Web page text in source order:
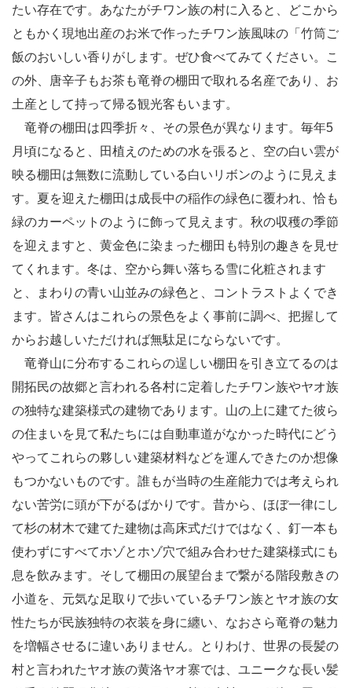
たい存在です。あなたがチワン族の村に入ると、どこから
ともかく現地出産のお米で作ったチワン族風味の「竹筒ご
飯のおいしい香りがします。ぜひ食べてみてください。こ
の外、唐辛子もお茶も竜脊の棚田で取れる名産であり、お
土産として持って帰る観光客もいます。
竜脊の棚田は四季折々、その景色が異なります。毎年5
月頃になると、田植えのための水を張ると、空の白い雲が
映る棚田は無数に流動している白いリボンのように見えま
す。夏を迎えた棚田は成長中の稲作の緑色に覆われ、恰も
緑のカーペットのように飾って見えます。秋の収穫の季節
を迎えますと、黄金色に染まった棚田も特別の趣きを見せ
てくれます。冬は、空から舞い落ちる雪に化粧されます
と、まわりの青い山並みの緑色と、コントラストよくでき
ます。皆さんはこれらの景色をよく事前に調べ、把握して
からお越しいただければ無駄足にならないです。
竜脊山に分布するこれらの逞しい棚田を引き立てるのは
開拓民の故郷と言われる各村に定着したチワン族やヤオ族
の独特な建築様式の建物であります。山の上に建てた彼ら
の住まいを見て私たちには自動車道がなかった時代にどう
やってこれらの夥しい建築材料などを運んできたのか想像
もつかないものです。誰もが当時の生産能力では考えられ
ない苦労に頭が下がるばかりです。昔から、ほぼ一律にし
て杉の材木で建てた建物は高床式だけではなく、釘一本も
使わずにすべてホゾとホゾ穴で組み合わせた建築様式にも
息を飲みます。そして棚田の展望台まで繋がる階段敷きの
小道を、元気な足取りで歩いているチワン族とヤオ族の女
性たちが民族独特の衣装を身に纏い、なおさら竜脊の魅力
を増幅させるに違いありません。とりわけ、世界の長髪の
村と言われたヤオ族の黄洛ヤオ寨では、ユニークな長い髪